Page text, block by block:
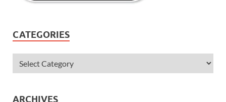
CATEGORIES
ARCHIVES